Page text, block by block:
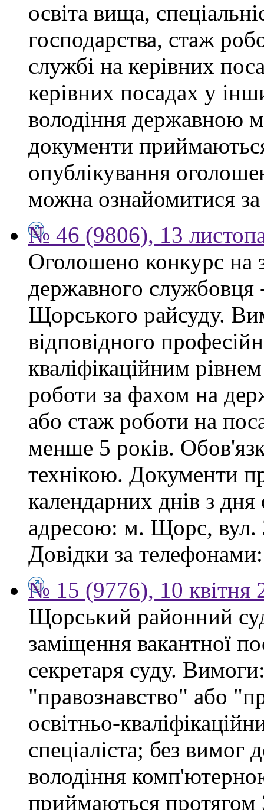
освіта вища,
господарства, стаж
службі на керівних
керівних посадах у
володіння державною
документи
опублікування
можна ознайомитися
№ 46 (9806), 13
Оголошено конкурс на
державного службовця
Щорського райсуду.
відповідного
кваліфікаційним
роботи за фахом на
або стаж роботи на
менше 5 років.
технікою. Документи
календарних днів з
адресою: м. Щорс, вул.
Довідки за
№ 15 (9776), 10 квітня
Щорський районний
заміщення вакантної
секретаря суду.
"правознавство" або
освітньо-
спеціаліста; без
володіння
приймаються протягом